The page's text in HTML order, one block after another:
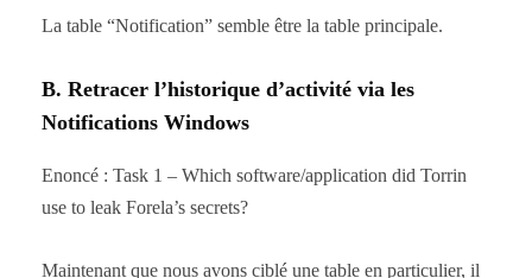
La table “Notification” semble être la table principale.
B. Retracer l’historique d’activité via les
Notifications Windows
Enoncé : Task 1 – Which software/application did Torrin
use to leak Forela’s secrets?
Maintenant que nous avons ciblé une table en particulier, il